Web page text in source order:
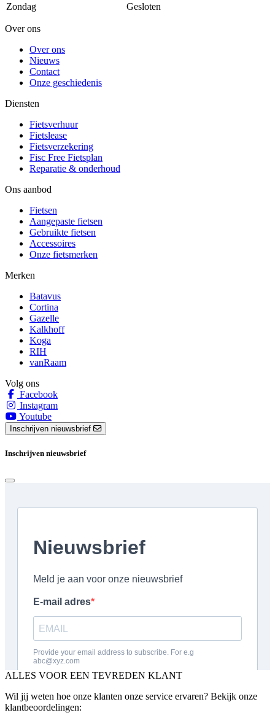
Zondag
Gesloten
Over ons
Over ons
Nieuws
Contact
Onze geschiedenis
Diensten
Fietsverhuur
Fietslease
Fietsverzekering
Fisc Free Fietsplan
Reparatie & onderhoud
Ons aanbod
Fietsen
Aangepaste fietsen
Gebruikte fietsen
Accessoires
Onze fietsmerken
Merken
Batavus
Cortina
Gazelle
Kalkhoff
Koga
RIH
vanRaam
Volg ons
Facebook
Instagram
Youtube
Inschrijven nieuwsbrief
Inschrijven nieuwsbrief
ALLES VOOR EEN TEVREDEN KLANT
Wil jij weten hoe onze klanten onze service ervaren? Bekijk onze
klantbeoordelingen: